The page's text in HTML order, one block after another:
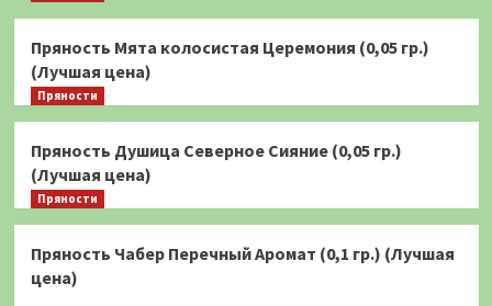
Пряность Мята колосистая Церемония (0,05 гр.)
(Лучшая цена)
Пряности
Пряность Душица Северное Сияние (0,05 гр.)
(Лучшая цена)
Пряности
Пряность Чабер Перечный Аромат (0,1 гр.) (Лучшая
цена)